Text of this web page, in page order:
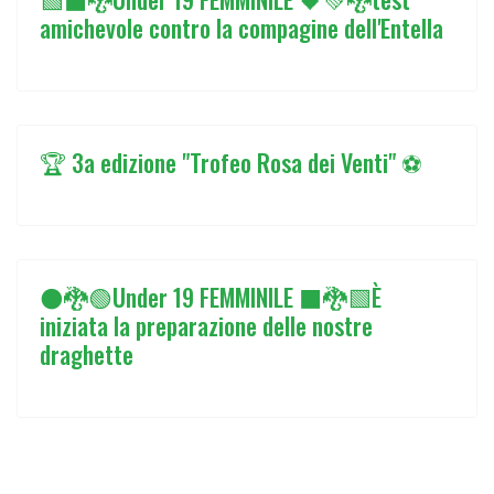
amichevole contro la compagine dell'Entella
🏆 3a edizione "Trofeo Rosa dei Venti" ⚽
⚫🐉🟢Under 19 FEMMINILE ⬛🐉🟩È
iniziata la preparazione delle nostre
draghette